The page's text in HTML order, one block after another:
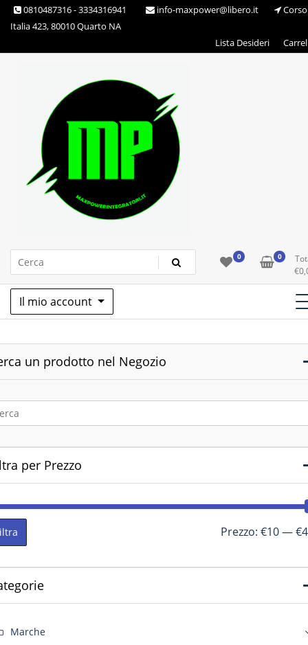
Skip 0810487316 - 3334316941 info-maxpower@libero.it
Corso
Italia 423, 80010 Quarto NA
Lista Desideri
Max Power Integratori 0 0
€
Il mio account
un prodotto nel Negozio
per Prezzo
Prezzo: €10—
Marche